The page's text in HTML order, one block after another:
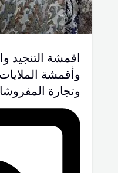
اقمشة التنجيد
وأقمشة
وتجارة